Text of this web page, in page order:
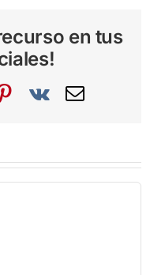
en tus
Pinterest
Vk
Correo